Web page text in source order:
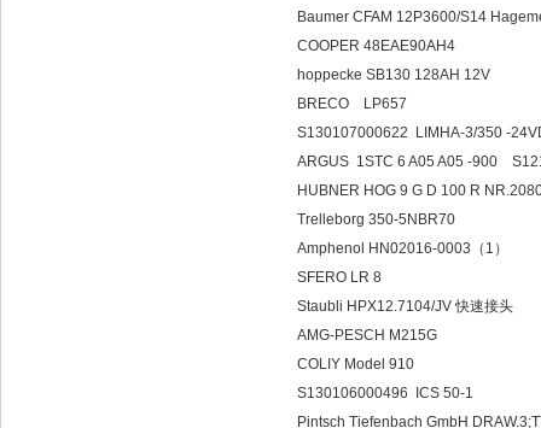
Baumer CFAM 12P3600/S14
COOPER 48EAE90AH4
hoppecke SB130 128AH 12V
BRECO LP657
S130107000622 LIMHA-3/350 -
ARGUS 1STC 6 A05 A05 -900
HUBNER HOG 9 G D 100 R
Trelleborg 350-5NBR70
Amphenol HN02016-0003（1）
SFERO LR 8
Staubli HPX12.7104/JV 快速接头
AMG-PESCH M215G
COLIY Model 910
S130106000496 ICS 50-1
Pintsch Tiefenbach GmbH